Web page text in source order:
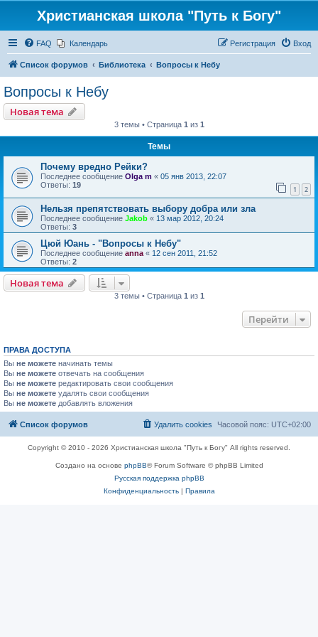
Христианская школа "Путь к Богу"
FAQ Календарь Вход
Регистрация
Список форумов Библиотека Вопросы к Небу
Вопросы к Небу
Новая тема
3 темы • Страница 1 из 1
Темы
Почему вредно Рейки?
Последнее сообщение Olga m « 05 янв 2013, 22:07
Ответы: 19 1 2
Нельзя препятствовать выбору добра или зла
Последнее сообщение Jakob « 13 мар 2012, 20:24
Ответы: 3
Цюй Юань - "Вопросы к Небу"
Последнее сообщение anna « 12 сен 2011, 21:52
Ответы: 2
Новая тема
3 темы • Страница 1 из 1
Перейти
ПРАВА ДОСТУПА
Вы не можете начинать темы
Вы не можете отвечать на сообщения
Вы не можете редактировать свои сообщения
Вы не можете удалять свои сообщения
Вы не можете добавлять вложения
Список форумов Часовой пояс: UTC+02:00
Удалить cookies
Copyright © 2010 - 2026 Христианская школа "Путь к Богу" All rights reserved.
Создано на основе phpBB® Forum Software © phpBB Limited
Русская поддержка phpBB
Конфиденциальность| Правила